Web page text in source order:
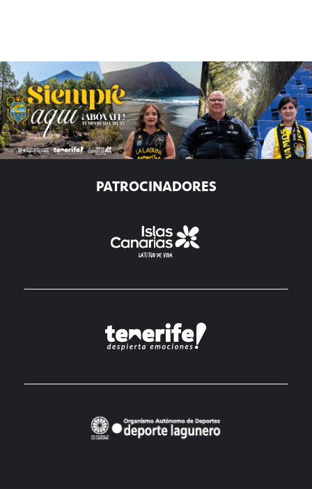
PATROCINADORES